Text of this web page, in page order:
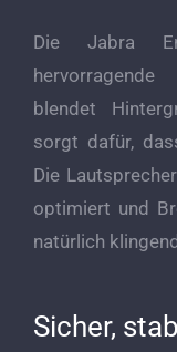
Die Jabra
blendet
sorgt dafür,
Die
optimiert und
natürlich
Sicher,